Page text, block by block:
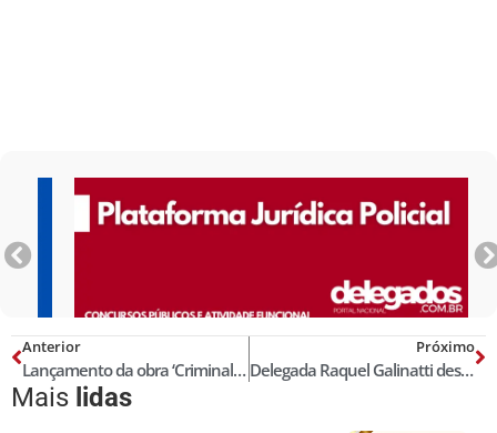
Anterior
Lançamento da obra ‘Criminalidade na Era Digital’; baixe no site da Adepdel
Próximo
Delegada Raquel Galinatti desabafa após ameaças de stalker nas redes sociais: ‘Me senti impotente’
Mais lidas